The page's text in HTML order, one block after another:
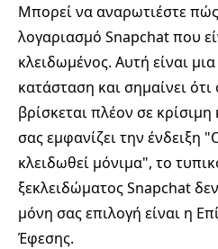
Μπορεί να αναρωτιέστε
λογαριασμό Snapchat που
κλειδωμένος. Αυτή είναι
κατάσταση και σημαίνει
βρίσκεται πλέον σε
σας εμφανίζει την ένδειξη
κλειδωθεί μόνιμα", το
ξεκλειδώματος Snapchat
μόνη σας επιλογή είναι η
Έφεσης.